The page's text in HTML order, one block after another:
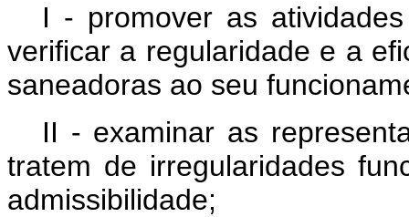
I - promover as
verificar a regularidade e a
saneadoras ao seu
II - examinar as
tratem de irregularidades
admissibilidade;